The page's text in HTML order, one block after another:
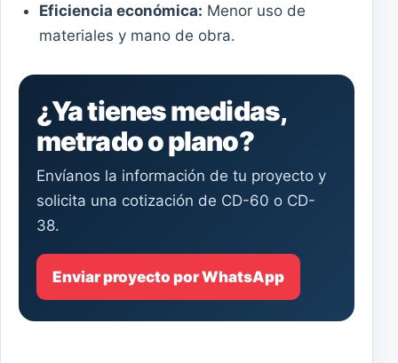
Eficiencia económica: Menor uso de
materiales y mano de obra.
¿Ya tienes medidas,
metrado o plano?
Envíanos la información de tu proyecto y
solicita una cotización de CD-60 o CD-
38.
Enviar proyecto por WhatsApp